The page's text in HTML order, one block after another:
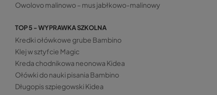
Owolovo malinowo – mus jabłkowo-malinowy
TOP 5 - WYPRAWKA SZKOLNA
Kredki ołówkowe grube Bambino
Klej w sztyfcie Magic
Kreda chodnikowa neonowa Kidea
Ołówki do nauki pisania Bambino
Długopis szpiegowski Kidea